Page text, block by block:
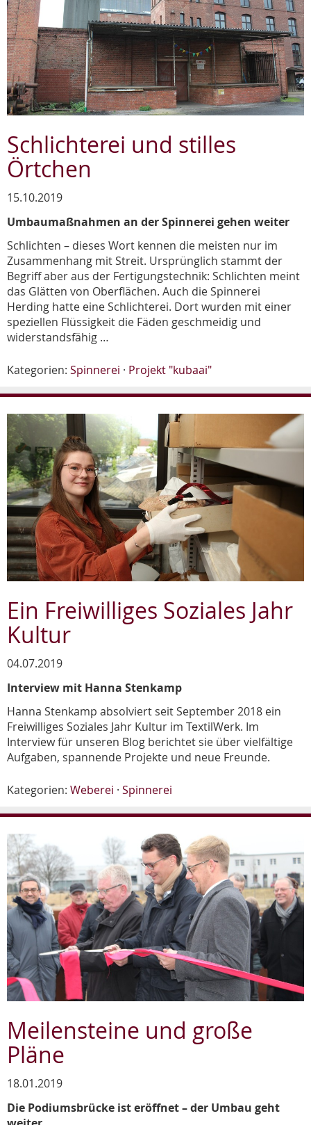
Schlichterei und stilles
Örtchen
15.10.2019
Umbaumaßnahmen an der Spinnerei gehen weiter
Schlichten – dieses Wort kennen die meisten nur im
Zusammenhang mit Streit. Ursprünglich stammt der
Begriff aber aus der Fertigungstechnik: Schlichten meint
das Glätten von Oberflächen. Auch die Spinnerei
Herding hatte eine Schlichterei. Dort wurden mit einer
speziellen Flüssigkeit die Fäden geschmeidig und
widerstandsfähig …
Kategorien: Spinnerei · Projekt "kubaai"
Ein Freiwilliges Soziales Jahr
Kultur
04.07.2019
Interview mit Hanna Stenkamp
Hanna Stenkamp absolviert seit September 2018 ein
Freiwilliges Soziales Jahr Kultur im TextilWerk. Im
Interview für unseren Blog berichtet sie über vielfältige
Aufgaben, spannende Projekte und neue Freunde.
Kategorien: Weberei · Spinnerei
Meilensteine und große
Pläne
18.01.2019
Die Podiumsbrücke ist eröffnet – der Umbau geht